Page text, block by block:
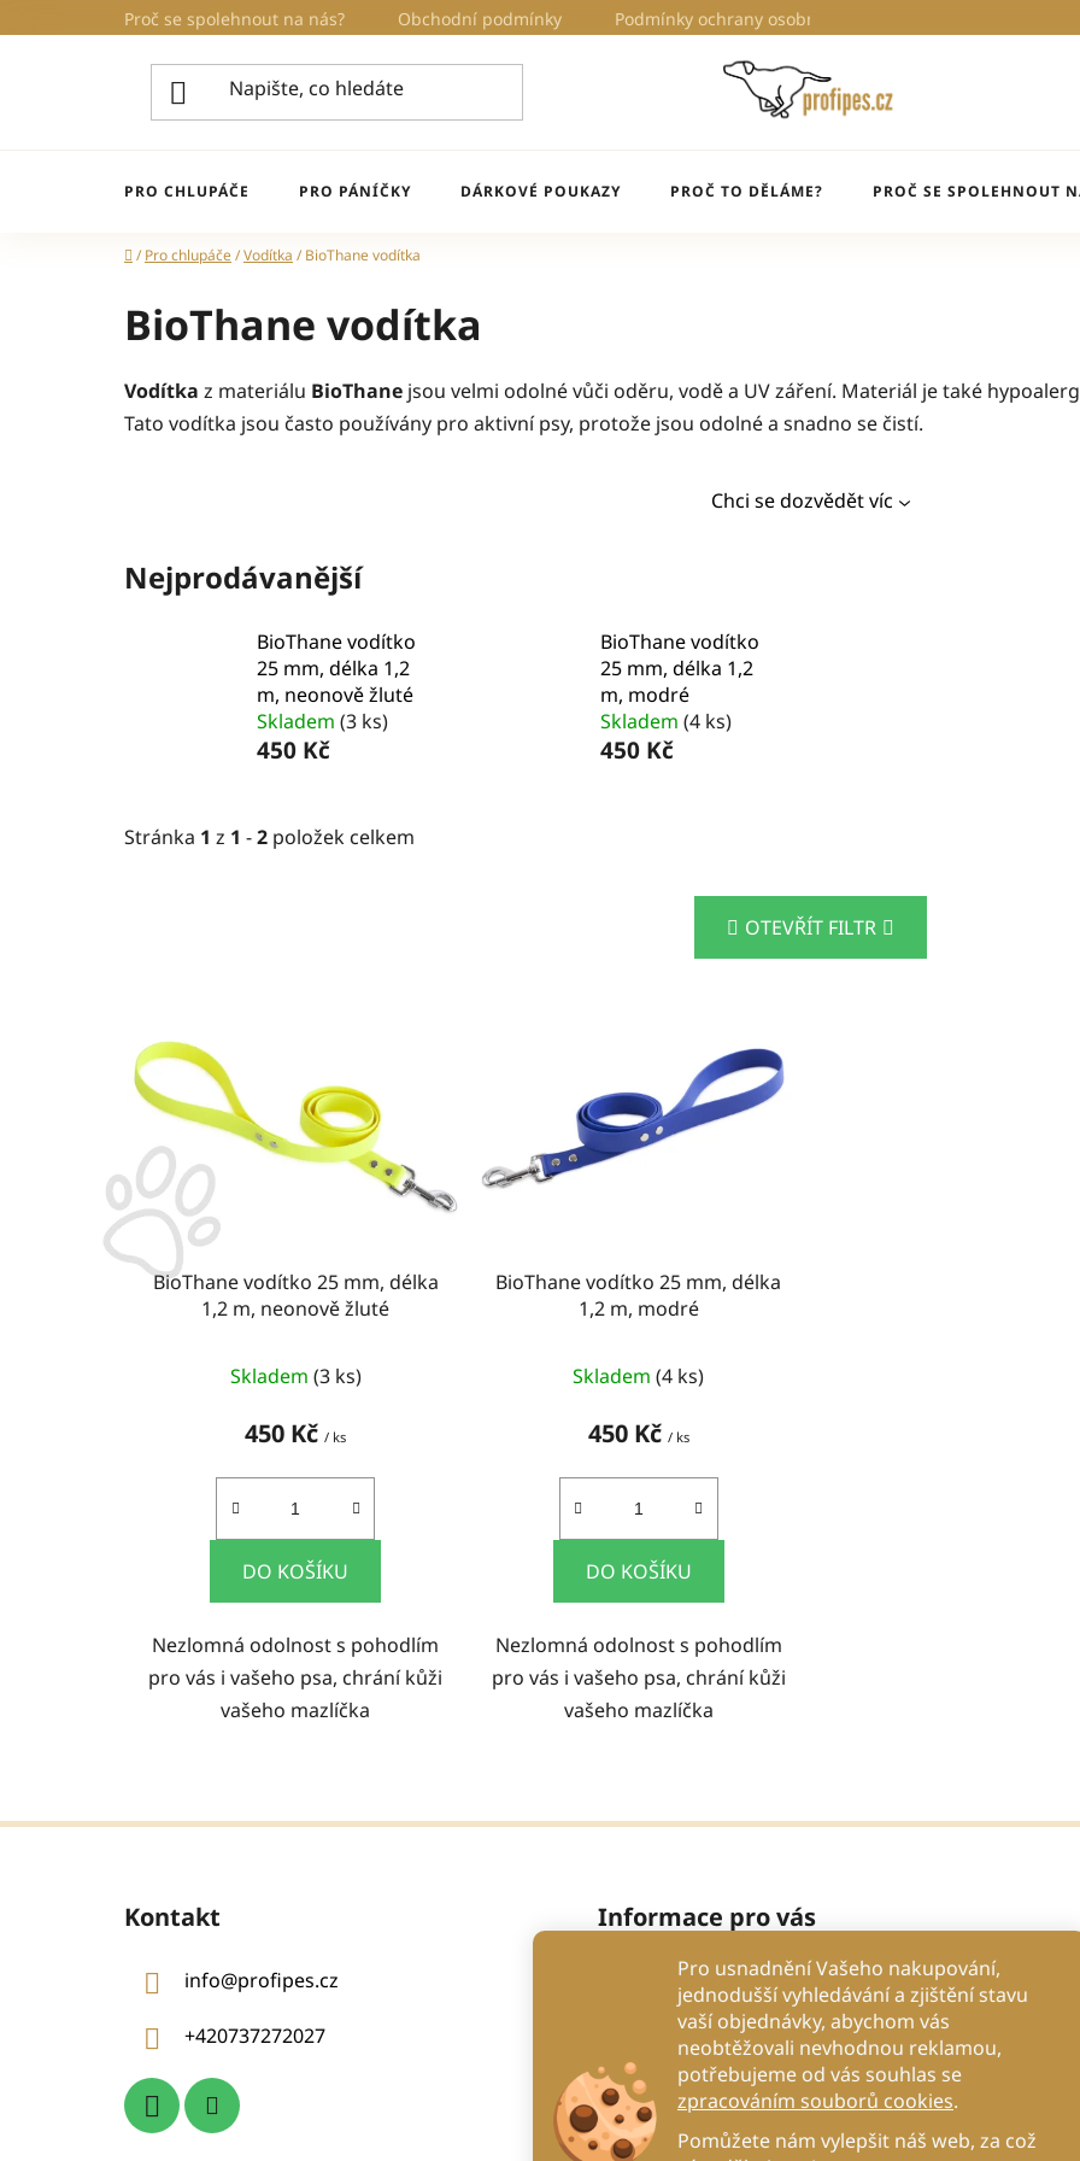
Pro usnadnění Vašeho nakupování,
jednodušší vyhledávání a zjištění stavu
vaší objednávky, abychom vás
neobtěžovali nevhodnou reklamou,
potřebujeme od vás souhlas se
zpracováním souborů cookies.
Pomůžete nám vylepšit náš web, za což
na
Proč se spolehnout na nás? Obchodní podmínky Podmínky ochrany osobních údajů
PRO CHLUPÁČE PRO PÁNÍČKY DÁRKOVÉ POUKAZY PROČ TO DĚLÁME? PROČ SE SPOLEHNOUT
Domů
/ Pro chlupáče/Vodítka / BioThane vodítka
BioThane vodítka
Vodítka z materiálu BioThane jsou velmi odolné vůči oděru, vodě a UV záření. Materiál je také
Tato vodítka jsou často používány pro aktivní psy, protože jsou odolné a snadno se čistí.
Chci se dozvědět víc
Nejprodávanější
BioThane vodítko
25 mm, délka 1,2
m, neonově žluté
Skladem (3 ks)
450 Kč
BioThane vodítko
25 mm, délka 1,2
m, modré
Skladem (4 ks)
450 Kč
Stránka 1 z 1 -2 položek celkem
OTEVŘÍT FILTR
p
p
r
o
d
BioThane vodítko 25 mm, délka
1,2 m, neonově žluté
Skladem (3 ks)
450 Kč/ ks
DO KOŠÍKU
Nezlomná odolnost s pohodlím
pro vás i vašeho psa, chrání kůži
vašeho mazlíčka
BioThane vodítko 25 mm, délka
1,2 m, modré
Skladem(4 ks)
450 Kč / ks
DO KOŠÍKU
Nezlomná odolnost s pohodlím
pro vás i vašeho psa, chrání kůži
vašeho mazlíčka
v
a
í
p
r
v
k
y
v
Kontakt
info@profipes.cz
+420737272027
Informace pro vás
Proč se spolehnout na nás?
Obchodní podmínky
Podmínky ochrany osobních údajů
Proč to děláme?
Kontakty
Blog